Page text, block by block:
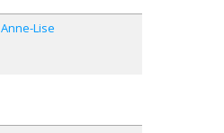
Anne-Lise